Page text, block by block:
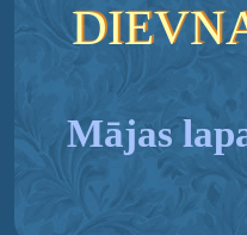
Mājas